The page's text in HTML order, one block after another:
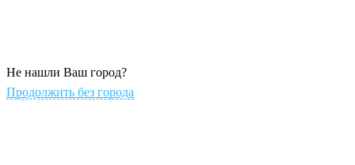
Не нашли Ваш город?
Продолжить без города